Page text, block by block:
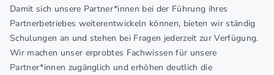
Damit sich unsere Partner*innen bei der Führung ihres
Partnerbetriebes weiterentwickeln können, bieten wir ständig
Schulungen an und stehen bei Fragen jederzeit zur Verfügung.
Wir machen unser erprobtes Fachwissen für unsere
Partner*innen zugänglich und erhöhen deutlich die